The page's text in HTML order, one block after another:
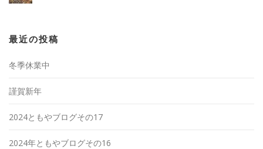
最近の投稿
冬季休業中
謹賀新年
2024ともやブログその17
2024年ともやブログその16